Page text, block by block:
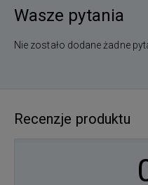
Wasze pytania
Nie zostało dodane żadne
Recenzje produktu